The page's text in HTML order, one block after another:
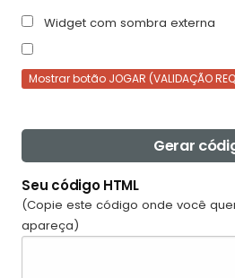
Widget com sombra externa
Mostrar botão JOGAR (VALIDAÇÃO
Gerar
Seu código HTML
(Copie este código onde você
apareça)